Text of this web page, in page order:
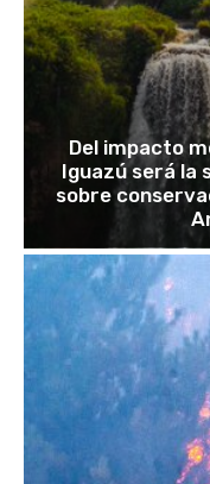
Del impacto
Iguazú será la
sobre